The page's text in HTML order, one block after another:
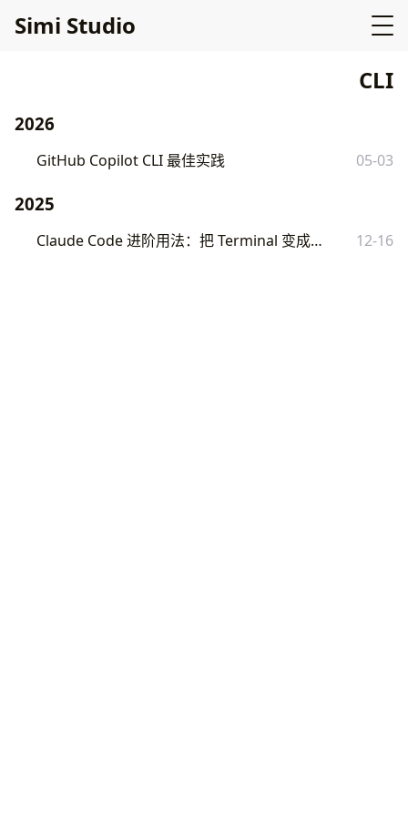
Simi Studio
CLI
2026
GitHub Copilot CLI 最佳实践 05-03
2025
Claude Code 进阶用法：把 Terminal 变成全能编程助手 12-16